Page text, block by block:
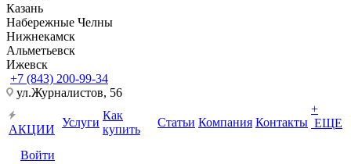
Казань
Набережные Челны
Нижнекамск
Альметьевск
Ижевск
+7 (843) 200-99-34
ул.Журналистов, 56
АКЦИИ
Услуги
Как
купить
Статьи Компания Контакты
+
ЕЩЕ
Войти